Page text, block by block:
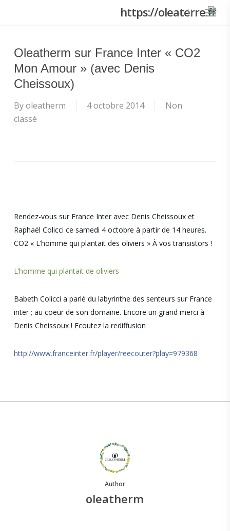
content
Menu
Oleatherm sur France Inter « CO2
Mon Amour » (avec Denis
Cheissoux)
Byoleatherm 4 octobre 2014
Non
classé
Rendez-vous sur France Inter avec Denis Cheissoux et
Raphaël Colicci ce samedi 4 octobre à partir de 14 heures.
CO2 « L’homme qui plantait des oliviers » À vos transistors !
L’homme qui plantait de oliviers
Babeth Colicci a parlé du labyrinthe des senteurs sur France
inter ; au coeur de son domaine. Encore un grand merci à
Denis Cheissoux ! Ecoutez la rediffusion
http://www.franceinter.fr/player/reecouter?play=979368
Author
oleatherm